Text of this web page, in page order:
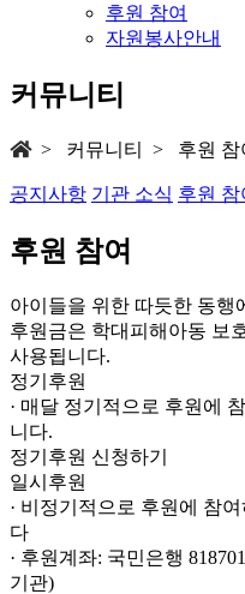
후원 참여
자원봉사안내
커뮤니티
> 커뮤니티 > 후원 참
공지사항 기관 소식 후원 참
후원 참여
아이들을 위한 따듯한 동행
후원금은 학대피해아동 보
사용됩니다.
정기후원
· 매달 정기적으로 후원에
니다.
정기후원 신청하기
일시후원
· 비정기적으로 후원에 참
다
· 후원계좌: 국민은행
기관)